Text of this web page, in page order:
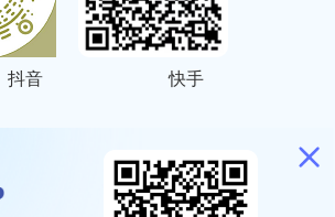
抖音 快手